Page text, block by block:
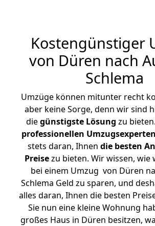
Kostengünstiger
von Düren nach
Schlema
Umzüge können mitunter recht
aber keine Sorge, denn wir sind
diegünstigste Lösung zu
professionellen Umzugsexperten
stets daran, Ihnen die besten
Preisezu bieten. Wir wissen, wie
bei einem Umzug von Düren
Schlema Geld zu sparen, und
alles daran, Ihnen die besten
Sie nun eine kleine Wohnung
großes Haus in Düren besitzen,